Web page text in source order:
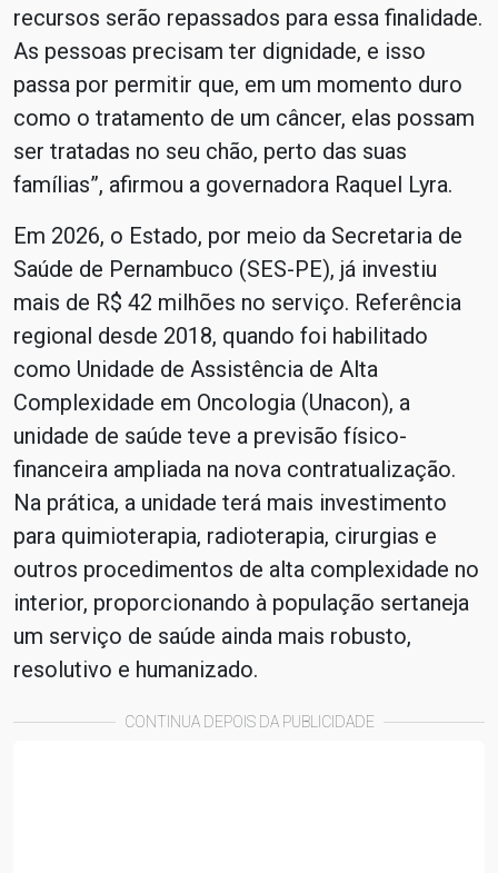
recursos serão repassados para essa finalidade.
As pessoas precisam ter dignidade, e isso
passa por permitir que, em um momento duro
como o tratamento de um câncer, elas possam
ser tratadas no seu chão, perto das suas
famílias”, afirmou a governadora Raquel Lyra.
Em 2026, o Estado, por meio da Secretaria de
Saúde de Pernambuco (SES-PE), já investiu
mais de R$ 42 milhões no serviço. Referência
regional desde 2018, quando foi habilitado
como Unidade de Assistência de Alta
Complexidade em Oncologia (Unacon), a
unidade de saúde teve a previsão físico-
financeira ampliada na nova contratualização.
Na prática, a unidade terá mais investimento
para quimioterapia, radioterapia, cirurgias e
outros procedimentos de alta complexidade no
interior, proporcionando à população sertaneja
um serviço de saúde ainda mais robusto,
resolutivo e humanizado.
CONTINUA DEPOIS DA PUBLICIDADE